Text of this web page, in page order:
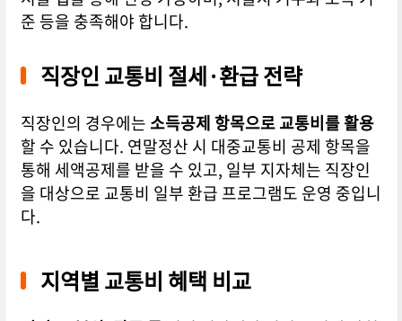
준 등을 충족해야 합니다.
직장인 교통비 절세·환급 전략
직장인의 경우에는 소득공제 항목으로 교통비를 활용
할 수 있습니다. 연말정산 시 대중교통비 공제 항목을
통해 세액공제를 받을 수 있고, 일부 지자체는 직장인
을 대상으로 교통비 일부 환급 프로그램도 운영 중입니
다.
지역별 교통비 혜택 비교